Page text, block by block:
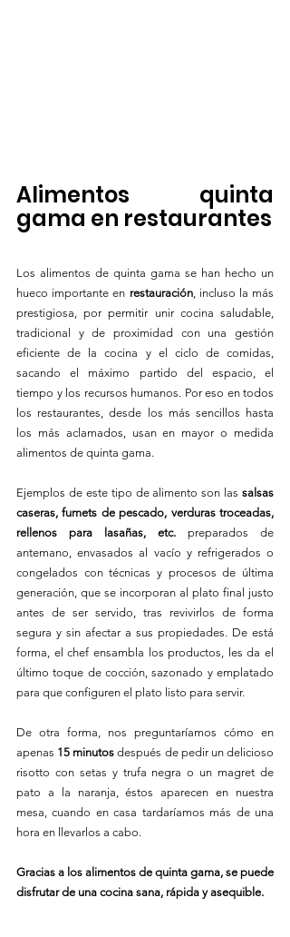
Alimentos quinta
gama en restaurantes
Los alimentos de quinta gama se han hecho un
hueco importante en restauración, incluso la más
prestigiosa, por permitir unir cocina saludable,
tradicional y de proximidad con una gestión
eficiente de la cocina y el ciclo de comidas,
sacando el máximo partido del espacio, el
tiempo y los recursos humanos. Por eso en todos
los restaurantes, desde los más sencillos hasta
los más aclamados, usan en mayor o medida
alimentos de quinta gama.
Ejemplos de este tipo de alimento son las salsas
caseras, fumets de pescado, verduras troceadas,
rellenos para lasañas, etc. preparados de
antemano, envasados al vacío y refrigerados o
congelados con técnicas y procesos de última
generación, que se incorporan al plato final justo
antes de ser servido, tras revivirlos de forma
segura y sin afectar a sus propiedades. De está
forma, el chef ensambla los productos, les da el
último toque de cocción, sazonado y emplatado
para que configuren el plato listo para servir.
De otra forma, nos preguntaríamos cómo en
apenas 15 minutos después de pedir un delicioso
risotto con setas y trufa negra o un magret de
pato a la naranja, éstos aparecen en nuestra
mesa, cuando en casa tardaríamos más de una
hora en llevarlos a cabo.
Gracias a los alimentos de quinta gama, se puede
disfrutar de una cocina sana, rápida y asequible.